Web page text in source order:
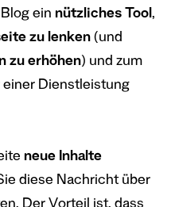
ein nützliches Tool,
zu lenken (und
zu erhöhen) und zum
einer Dienstleistung
neue Inhalte
diese Nachricht über